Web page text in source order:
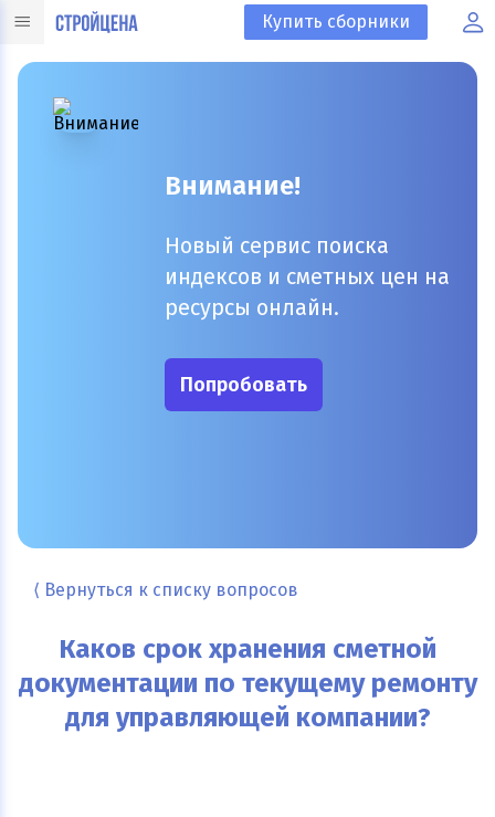
Купить сборники
Внимание!
Новый сервис поиска
индексов и сметных цен на
ресурсы онлайн.
Попробовать
⟨ Вернуться к списку вопросов
Каков срок хранения сметной
документации по текущему ремонту
для управляющей компании?